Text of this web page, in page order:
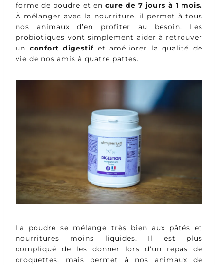
forme de poudre et en cure de 7 jours à 1 mois.
À mélanger avec la nourriture, il permet à tous
nos animaux d’en profiter au besoin. Les
probiotiques vont simplement aider à retrouver
un confort digestif et améliorer la qualité de
vie de nos amis à quatre pattes.
La poudre se mélange très bien aux pâtés et
nourritures moins liquides. Il est plus
compliqué de les donner lors d’un repas de
croquettes, mais permet à nos animaux de